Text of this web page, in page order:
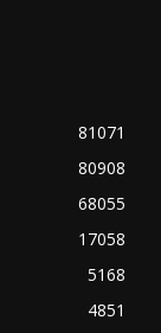
81071
80908
68055
17058
5168
4851